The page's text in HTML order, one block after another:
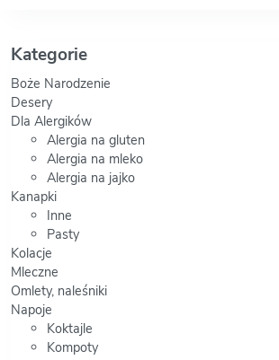
Kategorie
Boże Narodzenie
Desery
Dla Alergików
Alergia na gluten
Alergia na mleko
Alergia na jajko
Kanapki
Inne
Pasty
Kolacje
Mleczne
Omlety, naleśniki
Napoje
Koktajle
Kompoty